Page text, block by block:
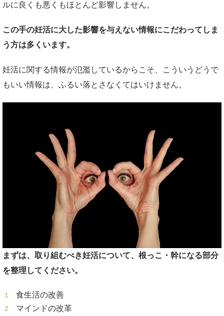
ルに良くも悪くもほとんど影響しません。
この手の妊活に大した影響を与えない情報にこだわってしま
う方は多くいます。
妊活に関する情報が氾濫しているからこそ、こういうどうで
もいい情報は、ふるい落とさなくてはいけません。
まずは、取り組むべき妊活について、根っこ・幹になる部分
を整理してください。
食生活の改善
マインドの改革